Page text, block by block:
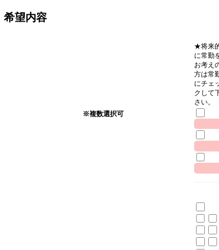
希望内容
※複数選択可
★将来
に常勤
お考え
方は常
にチェ
クして
さい。